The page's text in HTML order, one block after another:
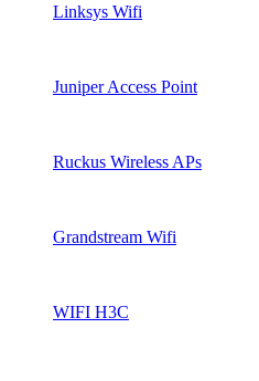
Linksys Wifi
Juniper Access Point
Ruckus Wireless APs
Grandstream Wifi
WIFI H3C